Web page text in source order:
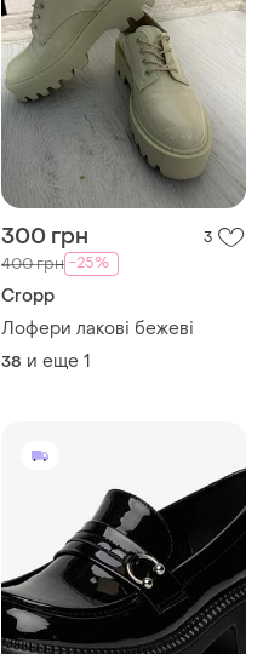
300 грн 3
400 грн -25%
Cropp
Лофери лакові бежеві
38 и еще 1